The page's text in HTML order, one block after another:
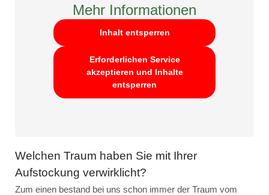
Mehr Informationen
Inhalt entsperren
Erforderlichen Service
akzeptieren und Inhalte
entsperren
Welchen Traum haben Sie mit Ihrer
Aufstockung verwirklicht?
Zum einen bestand bei uns schon immer der Traum vom